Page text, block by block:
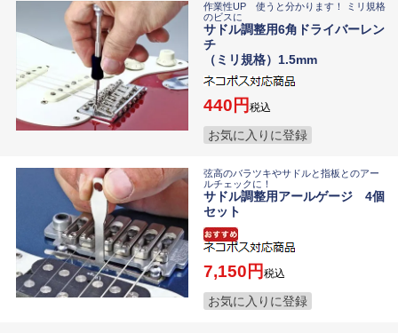
作業性UP 使うと分かります！ ミリ規格
のビスに
サドル調整用6角ドライバーレン
チ
（ミリ規格）1.5mm
440 税込
お気に入りに登録
弦高のバラツキやサドルと指板とのアー
ルチェックに！
サドル調整用アールゲージ 4個
セット
7,150 税込
お気に入りに登録